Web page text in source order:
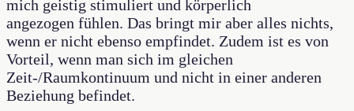
mich geistig stimuliert und körperlich
angezogen fühlen. Das bringt mir aber alles nichts,
wenn er nicht ebenso empfindet. Zudem ist es von
Vorteil, wenn man sich im gleichen
Zeit-/Raumkontinuum und nicht in einer anderen
Beziehung befindet.